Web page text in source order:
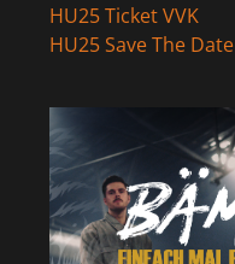
HU25 Ticket VVK
HU25 Save The Date